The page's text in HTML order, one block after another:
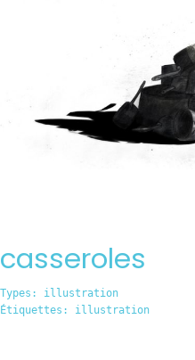
casseroles
Types:
illustration
Étiquettes:
illustration